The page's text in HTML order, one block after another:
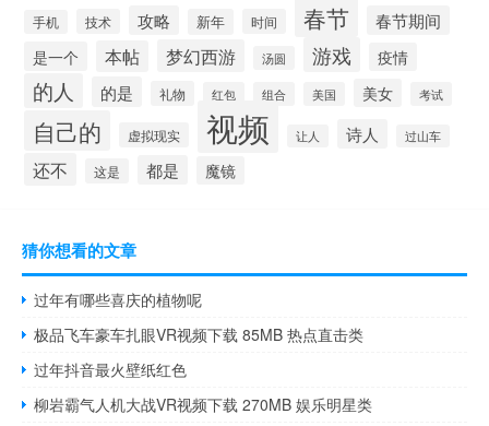
手机 技术 攻略 新年 时间 春节
春节期间
是一个
本帖 梦幻西游 汤圆 游戏 疫情
的人 的是 礼物 红包 组合 美国 美女 考试
自己的 虚拟现实 视频 让人 诗人 过山车
还不 这是 都是 魔镜
猜你想看的文章
过年有哪些喜庆的植物呢
极品飞车豪车扎眼VR视频下载 85MB 热点直击类
过年抖音最火壁纸红色
柳岩霸气人机大战VR视频下载 270MB 娱乐明星类